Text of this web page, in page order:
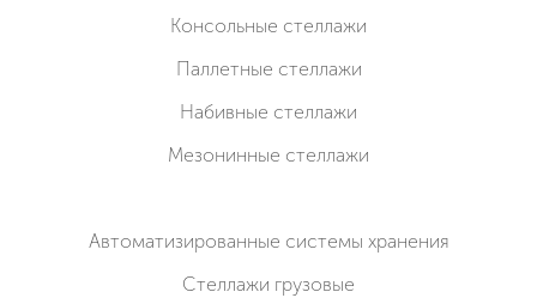
Консольные стеллажи
Паллетные стеллажи
Набивные стеллажи
Мезонинные стеллажи
Автоматизированные системы хранения
Стеллажи грузовые